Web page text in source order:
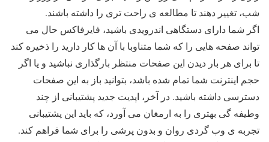
شب، تغییر دهند تا مطالعه ی راحت تری را داشته باشند.
اگر شما دارای دستگاهی اندرویدی باشید، فایرفاکس حال می
تواند صفحه هایی را که شما متناوبا با آن ها کار دارید را ذخیره کند
تا برای هر بار دیدن این صفحات منتظر بارگذاری نباشید و یا اگر
حجم اینترنت شما تمام شده باشد، بتوانید باز به این صفحات
دسترسی داشته باشید. در آخر، اپدیت جدید پشتیبانی از چند
وطیفه گی بهتری را به ارمغان می آورد، که باید این پشتیبانی
تجربه ی وب گردی روان و بدون پرشی را برای شما فراهم کند.